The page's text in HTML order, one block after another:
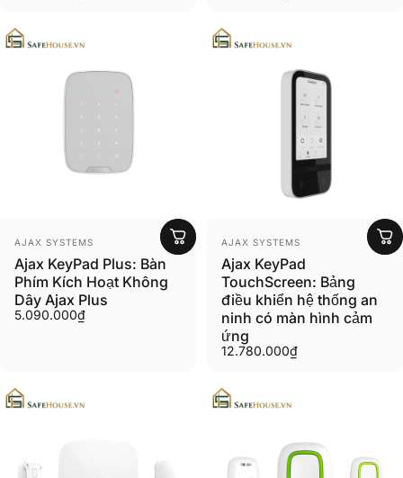
Người bán:
AJAX SYSTEMS
Ajax KeyPad Plus: Bàn
Phím Kích Hoạt Không
Dây Ajax Plus
5.090.000₫
Người bán:
AJAX SYSTEMS
Ajax KeyPad
TouchScreen: Bảng
điều khiển hệ thống an
ninh có màn hình cảm
ứng
12.780.000₫